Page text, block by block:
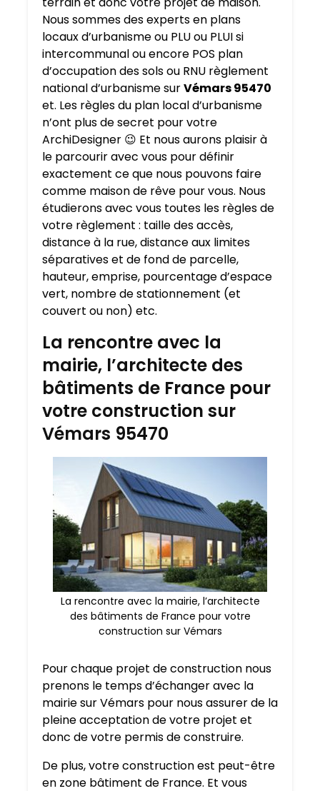
Nous sommes des experts en plans
locaux d’urbanisme ou PLU ou PLUI si
intercommunal ou encore POS plan
d’occupation des sols ou RNU règlement
national d’urbanisme surVémars 95470
et. Les règles du plan local d’urbanisme
n’ont plus de secret pour votre
ArchiDesigner 😉 Et nous aurons plaisir à
le parcourir avec vous pour définir
exactement ce que nous pouvons faire
comme maison de rêve pour vous. Nous
étudierons avec vous toutes les règles de
votre règlement : taille des accès,
distance à la rue, distance aux limites
séparatives et de fond de parcelle,
hauteur, emprise, pourcentage d’espace
vert, nombre de stationnement (et
couvert ou non) etc.
La rencontre avec la
mairie, l’architecte des
bâtiments de France pour
votre construction sur
Vémars 95470
La rencontre avec la mairie, l’architecte
des bâtiments de France pour votre
construction sur Vémars
Pour chaque projet de construction nous
prenons le temps d’échanger avec la
mairie sur Vémars pour nous assurer de la
pleine acceptation de votre projet et
donc de votre permis de construire.
De plus, votre construction est peut-être
en zone bâtiment de France. Et vous